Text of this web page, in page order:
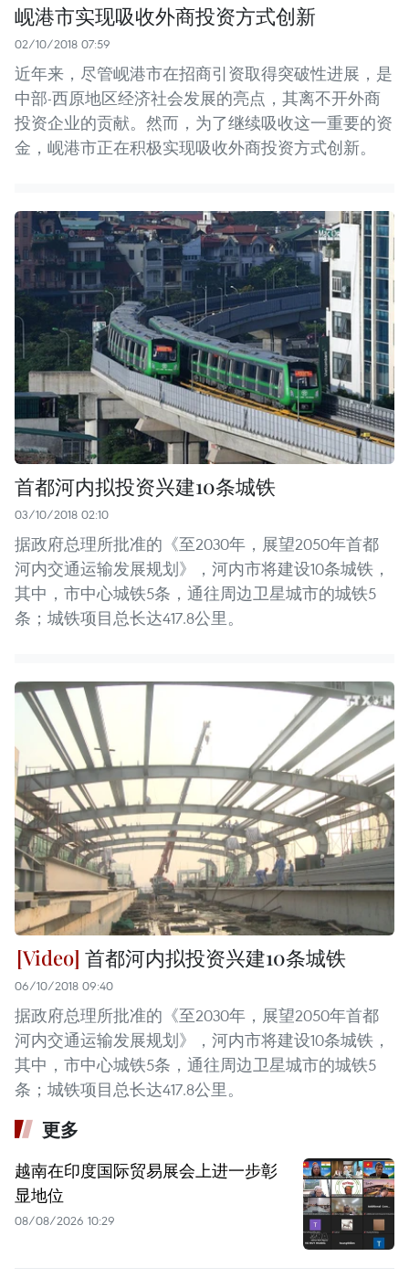
岘港市实现吸收外商投资方式创新
02/10/2018 07:59
近年来，尽管岘港市在招商引资取得突破性进展，是
中部-西原地区经济社会发展的亮点，其离不开外商
投资企业的贡献。然而，为了继续吸收这一重要的资
金，岘港市正在积极实现吸收外商投资方式创新。
首都河内拟投资兴建10条城铁
03/10/2018 02:10
据政府总理所批准的《至2030年，展望2050年首都
河内交通运输发展规划》，河内市将建设10条城铁，
其中，市中心城铁5条，通往周边卫星城市的城铁5
条；城铁项目总长达417.8公里。
首都河内拟投资兴建10条城铁
06/10/2018 09:40
据政府总理所批准的《至2030年，展望2050年首都
河内交通运输发展规划》，河内市将建设10条城铁，
其中，市中心城铁5条，通往周边卫星城市的城铁5
条；城铁项目总长达417.8公里。
更多
越南在印度国际贸易展会上进一步彰
显地位
08/08/2026 10:29